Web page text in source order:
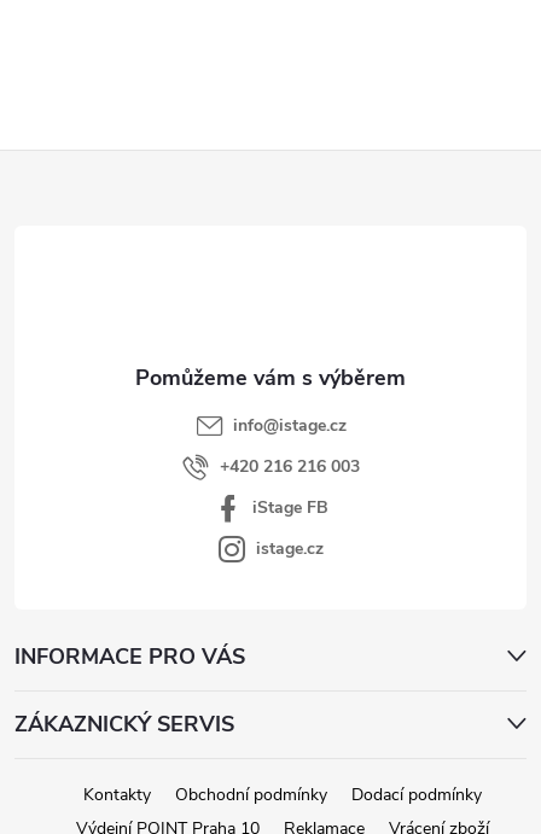
info@istage.cz
+420 216 216 003
iStage FB
istage.cz
INFORMACE PRO VÁS
ZÁKAZNICKÝ SERVIS
Kontakty Obchodní podmínky
Dodací podmínky
Výdejní POINT Praha 10
Reklamace Vrácení zboží